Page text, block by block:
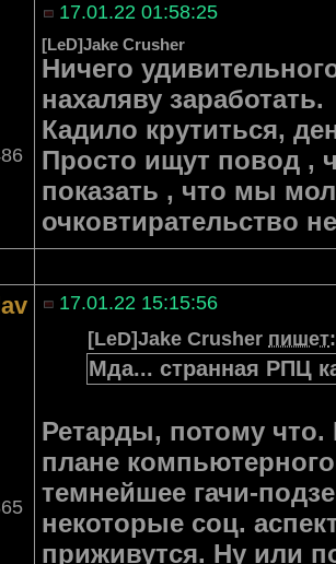
17.01.22 01:58:25
[LeD]Jake Crusher
Ничего
нахаляву заработать.
Кадило крутиться,
Просто ищут повод ,
показать , что мы
очковтирательство
17.01.22 15:15:56
[LeD]Jake Crusher пишет:
Мда... странная РПЦ
Ретарды, потому
плане
темнейшее гачи-
некоторые соц.
приживутся. Ну или